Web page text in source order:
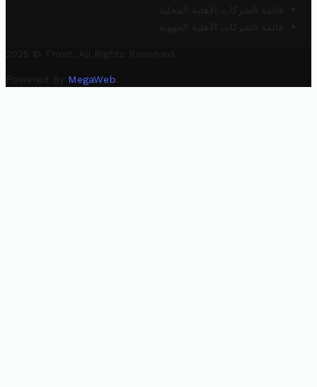
قائمة الشركات الأهلية المحلية
قائمة الشركات الأهلية الجهوية
2025 © Trovit. All Rights Reserved.
Powered By MegaWeb